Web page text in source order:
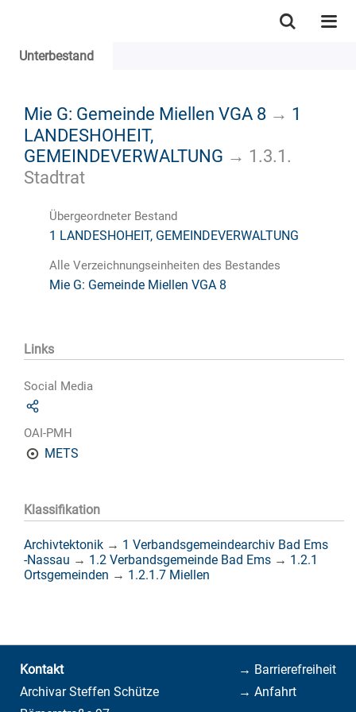
Unterbestand
Mie G: Gemeinde Miellen VGA 8 → 1
LANDESHOHEIT,
GEMEINDEVERWALTUNG → 1.3.1.
Stadtrat
Übergeordneter Bestand
1 LANDESHOHEIT, GEMEINDEVERWALTUNG
Alle Verzeichnungseinheiten des Bestandes
Mie G: Gemeinde Miellen VGA 8
Links
Social Media
OAI-PMH
METS
Klassifikation
Archivtektonik → 1 Verbandsgemeindearchiv Bad Ems
-Nassau → 1.2 Verbandsgemeinde Bad Ems → 1.2.1
Ortsgemeinden → 1.2.1.7 Miellen
→ Barrierefreiheit
→ Anfahrt
Kontakt
Archivar Steffen Schütze